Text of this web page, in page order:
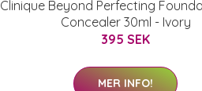
Clinique Beyond Perfecting
Concealer 30ml - Ivory
395 SEK
MER INFO!